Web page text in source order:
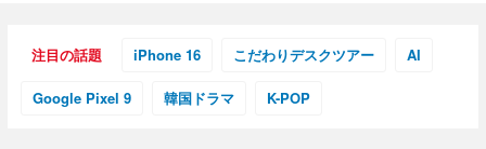
注目の話題 iPhone 16 こだわりデスクツアー AI
Google Pixel 9 韓国ドラマ K-POP